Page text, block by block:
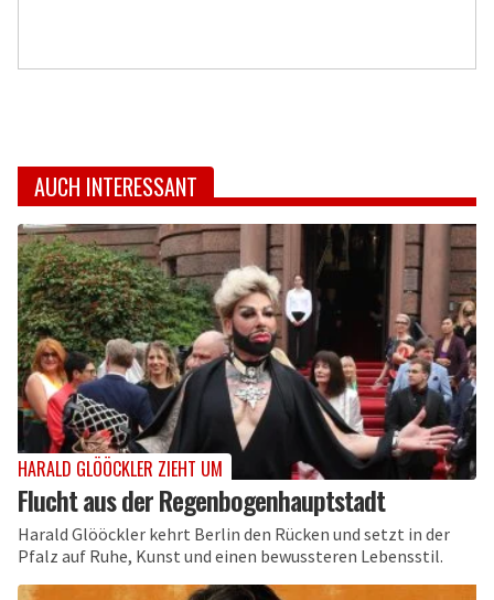
AUCH INTERESSANT
HARALD GLÖÖCKLER ZIEHT UM
Flucht aus der Regenbogenhauptstadt
Harald Glööckler kehrt Berlin den Rücken und setzt in der
Pfalz auf Ruhe, Kunst und einen bewussteren Lebensstil.